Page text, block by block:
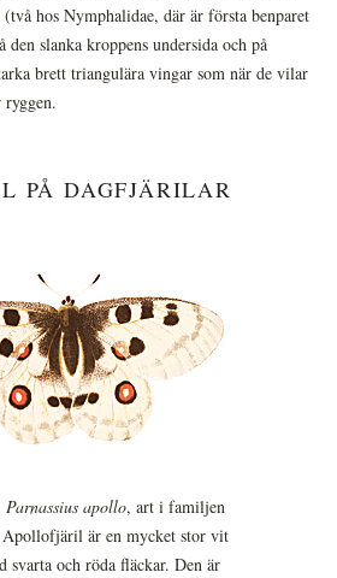
hos Nymphalidae, där är första benparet
slanka kroppens undersida och på
brett triangulära vingar som när de vilar
ryggen.
PÅ DAGFJÄRILAR
Parnassius apollo, art i familjen
är en mycket stor vit
svarta och röda fläckar. Den är